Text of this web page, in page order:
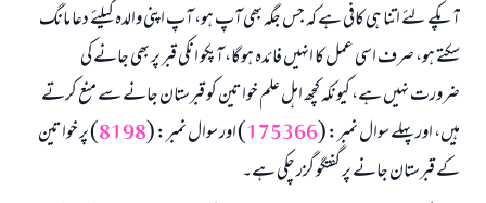
آپکے لئے اتنا ہی کافی ہے کہ جس جگہ بھی آپ ہو، آپ اپنی والدہ کیلئے دعا مانگ
سکتے ہو، صرف اسی عمل کا انہیں فائدہ ہوگا، آپکو انکی قبر پر بھی جانے کی
ضرورت نہیں ہے، کیونکہ کچھ اہل علم خواتین کو قبرستان جانے سے منع کرتے
ہیں، اور پہلے سوال نمبر: (175366) اور سوال نمبر: (8198) پر خواتین
کے قبرستان جانے پر گفتگو گزر چکی ہے۔